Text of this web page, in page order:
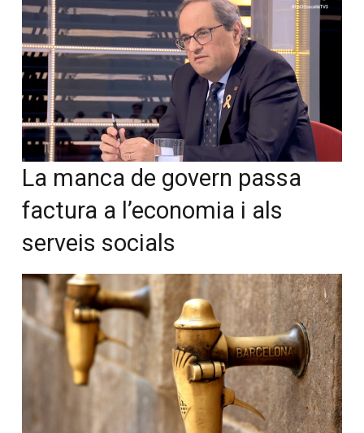
La manca de govern passa
factura a l’economia i als
serveis socials